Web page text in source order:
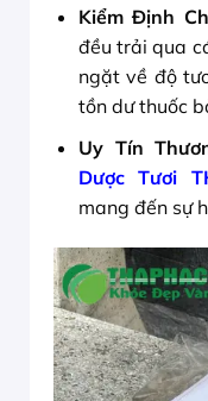
Kiểm Định
đều trải qua
ngặt về độ
tồn dư thuốc
Uy Tín
Dược Tươi
mang đến sự